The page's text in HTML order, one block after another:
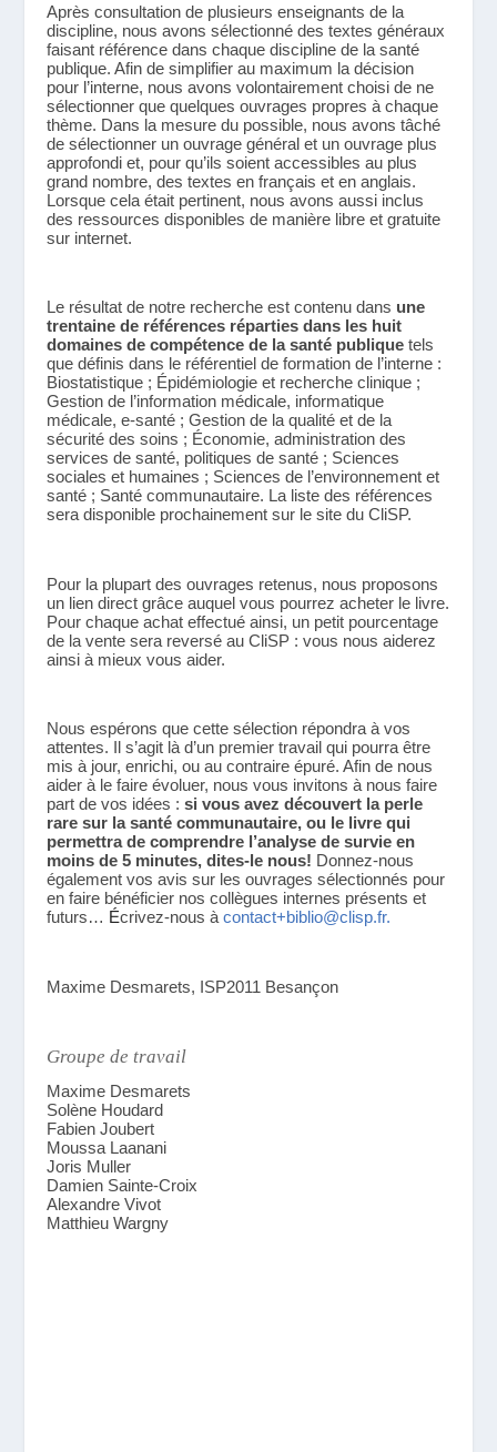
Après consultation de plusieurs enseignants de la
discipline, nous avons sélectionné des textes généraux
faisant référence dans chaque discipline de la santé
publique. Afin de simplifier au maximum la décision
pour l’interne, nous avons volontairement choisi de ne
sélectionner que quelques ouvrages propres à chaque
thème. Dans la mesure du possible, nous avons tâché
de sélectionner un ouvrage général et un ouvrage plus
approfondi et, pour qu’ils soient accessibles au plus
grand nombre, des textes en français et en anglais.
Lorsque cela était pertinent, nous avons aussi inclus
des ressources disponibles de manière libre et gratuite
sur internet.
Le résultat de notre recherche est contenu dans une
trentaine de références réparties dans les huit
domaines de compétence de la santé publique tels
que définis dans le référentiel de formation de l’interne :
Biostatistique ; Épidémiologie et recherche clinique ;
Gestion de l’information médicale, informatique
médicale, e-santé ; Gestion de la qualité et de la
sécurité des soins ; Économie, administration des
services de santé, politiques de santé ; Sciences
sociales et humaines ; Sciences de l’environnement et
santé ; Santé communautaire. La liste des références
sera disponible prochainement sur le site du CliSP.
Pour la plupart des ouvrages retenus, nous proposons
un lien direct grâce auquel vous pourrez acheter le livre.
Pour chaque achat effectué ainsi, un petit pourcentage
de la vente sera reversé au CliSP : vous nous aiderez
ainsi à mieux vous aider.
Nous espérons que cette sélection répondra à vos
attentes. Il s’agit là d’un premier travail qui pourra être
mis à jour, enrichi, ou au contraire épuré. Afin de nous
aider à le faire évoluer, nous vous invitons à nous faire
part de vos idées : si vous avez découvert la perle
rare sur la santé communautaire, ou le livre qui
permettra de comprendre l’analyse de survie en
moins de 5 minutes, dites-le nous! Donnez-nous
également vos avis sur les ouvrages sélectionnés pour
en faire bénéficier nos collègues internes présents et
futurs… Écrivez-nous à contact+biblio@clisp.fr.
Maxime Desmarets, ISP2011 Besançon
Groupe de travail
Maxime Desmarets
Solène Houdard
Fabien Joubert
Moussa Laanani
Joris Muller
Damien Sainte-Croix
Alexandre Vivot
Matthieu Wargny